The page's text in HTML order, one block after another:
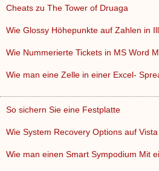
Cheats zu The Tower of Druaga
Wie Glossy Höhepunkte auf Zahlen in
Wie Nummerierte Tickets in MS Word
Wie man eine Zelle in einer Excel-
So sichern Sie eine Festplatte
Wie System Recovery Options auf